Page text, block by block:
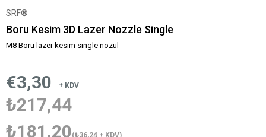
SRF®
Boru Kesim 3D Lazer Nozzle Single
M8 Boru lazer kesim single nozul
€3,30 + KDV
₺217,44
₺181,20 (₺36,24 + KDV)